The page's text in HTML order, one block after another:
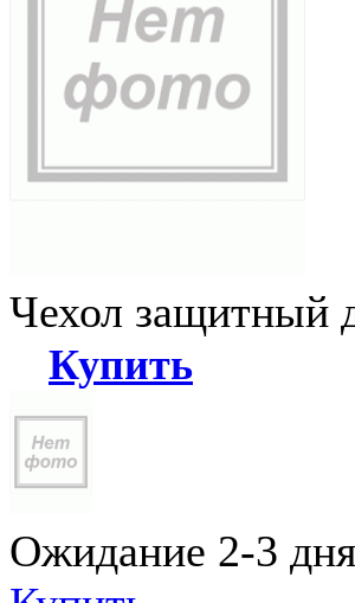
Чехол защитный
Купить
Ожидание 2-3 дня